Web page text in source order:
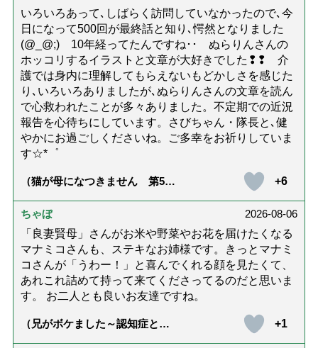
いろいろあって､しばらく訪問していなかったので､今
日になって500回が最終話と知り､愕然となりました
(@_@;) 10年経ってたんですね･･ ぬらりんさんの
ホッコリするイラストと文章が大好きでした❢❢ 介
護では身内に理解してもらえないもどかしさを感じた
り､いろいろありましたが､ぬらりんさんの文章を読ん
で心救われたことが多々ありました。不定期での近況
報告を心待ちにしています。さびちゃん・隊長と､健
やかにお過ごしくださいね。ご多幸をお祈りしていま
す☆*゜
（猫が母になつきません 第500
+6
ちゃぼ
2026-08-06
「良妻賢母」さんがお米や野菜やお花を届けたくなる
マナミコさんも、ステキなお姉様です。きっとマナミ
コさんが「うわー！」と喜んでくれる顔を見たくて、
あれこれ詰めて持って来てくださってるのだと思いま
す。 お二人とも良いお友達ですね。
（兄がボケました～認知症と介
達』が届きました」）
+1